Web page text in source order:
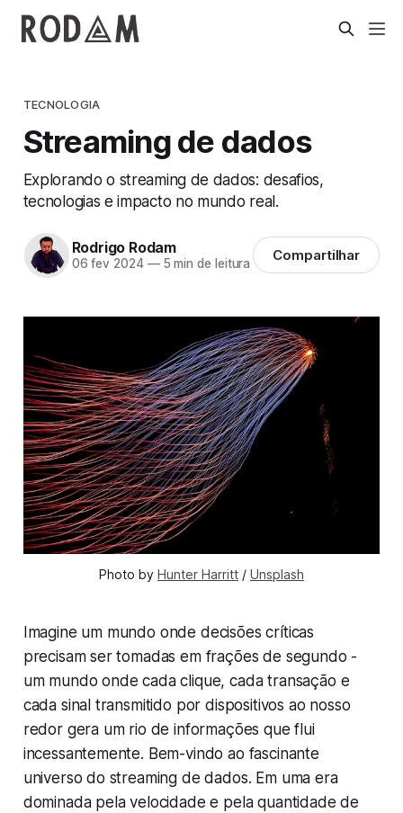
TECNOLOGIA
Streaming de dados
Explorando o streaming de dados: desafios,
tecnologias e impacto no mundo real.
Rodrigo Rodam
06 fev 2024 —5 min de leitura Compartilhar
Photo by Hunter Harritt / Unsplash
Imagine um mundo onde decisões críticas
precisam ser tomadas em frações de segundo -
um mundo onde cada clique, cada transação e
cada sinal transmitido por dispositivos ao nosso
redor gera um rio de informações que flui
incessantemente. Bem-vindo ao fascinante
universo do streaming de dados. Em uma era
dominada pela velocidade e pela quantidade de